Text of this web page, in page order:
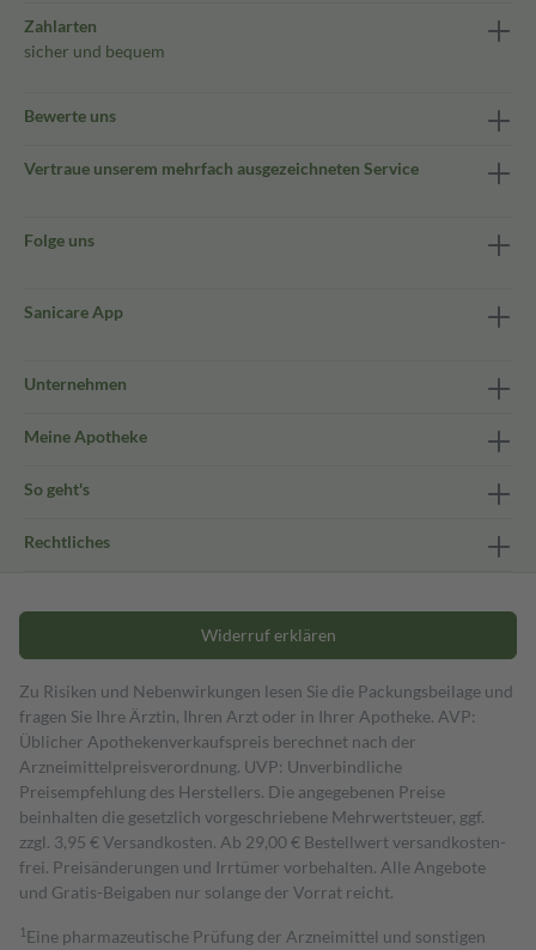
Zahlarten
sicher und bequem
Bewerte uns
Vertraue unserem mehrfach ausgezeichneten Service
Folge uns
Sanicare App
Unternehmen
Meine Apotheke
So geht's
Rechtliches
Widerruf erklären
Zu Risiken und Nebenwirkungen lesen Sie die Packungsbeilage und
fragen Sie Ihre Ärztin, Ihren Arzt oder in Ihrer Apotheke. AVP:
Üblicher Apothekenverkaufspreis berechnet nach der
Arzneimittelpreisverordnung. UVP: Unverbindliche
Preisempfehlung des Herstellers. Die angegebenen Preise
beinhalten die gesetzlich vorgeschriebene Mehrwertsteuer, ggf.
zzgl. 3,95 € Versandkosten. Ab 29,00 € Bestell­wert versand­kosten­
frei. Preisänderungen und Irrtümer vorbehalten. Alle Angebote
und Gratis-Beigaben nur solange der Vorrat reicht.
1 Eine pharmazeutische Prüfung der Arzneimittel und sonstigen